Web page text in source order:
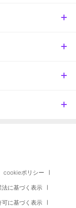
cookieポリシー
法に基づく表示
に基づく表示